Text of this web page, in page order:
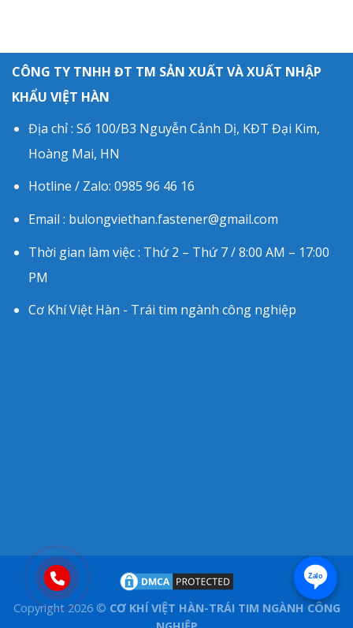
CÔNG TY TNHH ĐT TM SẢN XUẤT VÀ XUẤT NHẬP
KHẨU VIỆT HÀN
Địa chỉ : Số 100/B3 Nguyễn Cảnh Dị, KĐT Đại Kim,
Hoàng Mai, HN
Hotline / Zalo: 0985 96 46 16
Email : bulongviethan.fastener@gmail.com
Thời gian làm việc : Thứ 2 – Thứ 7 / 8:00 AM – 17:00
PM
Cơ Khí Việt Hàn - Trái tim ngành công nghiệp
Copyright 2026 © CƠ KHÍ VIỆT HÀN-TRÁI TIM NGÀNH CÔNG
Zalo